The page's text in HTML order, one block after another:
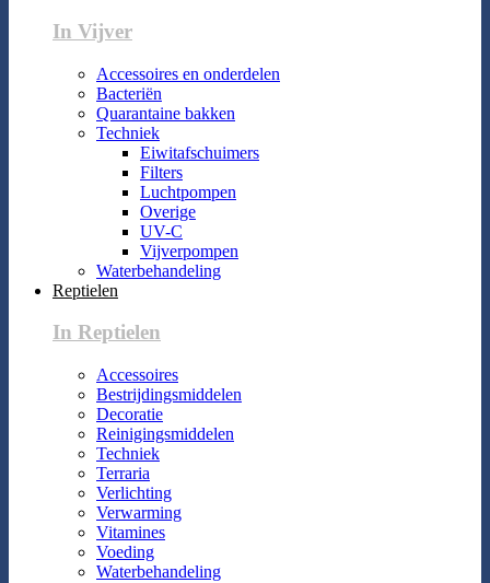
In Vijver
Accessoires en onderdelen
Bacteriën
Quarantaine bakken
Techniek
Eiwitafschuimers
Filters
Luchtpompen
Overige
UV-C
Vijverpompen
Waterbehandeling
Reptielen
In Reptielen
Accessoires
Bestrijdingsmiddelen
Decoratie
Reinigingsmiddelen
Techniek
Terraria
Verlichting
Verwarming
Vitamines
Voeding
Waterbehandeling